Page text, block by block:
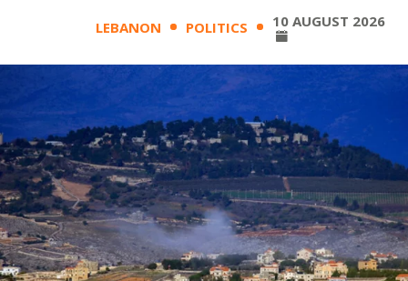
LEBANON POLITICS 10 AUGUST 2026